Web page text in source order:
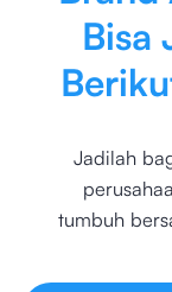
Bisa
Jadilah
tumbuh